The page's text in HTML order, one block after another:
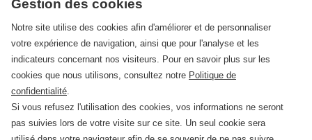
Gestion des cookies
Notre site utilise des cookies afin d'améliorer et de personnaliser
votre expérience de navigation, ainsi que pour l'analyse et les
indicateurs concernant nos visiteurs. Pour en savoir plus sur les
cookies que nous utilisons, consultez notre Politique de
confidentialité
Si vous refusez l'utilisation des cookies, vos informations ne seront
pas suivies lors de votre visite sur ce site. Un seul cookie sera